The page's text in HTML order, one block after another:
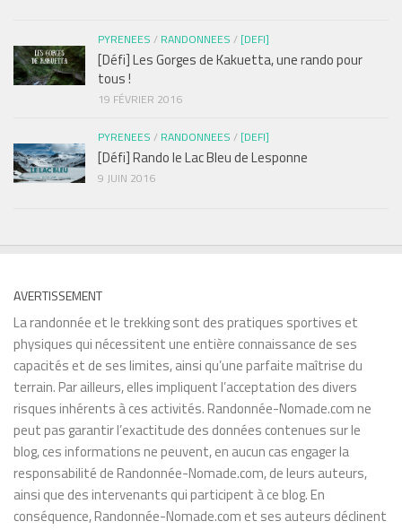
PYRENEES / RANDONNEES / [DEFI]
[Défi] Les Gorges de Kakuetta, une rando pour
tous !
19 FÉVRIER 2016
PYRENEES / RANDONNEES / [DEFI]
[Défi] Rando le Lac Bleu de Lesponne
9 JUIN 2016
AVERTISSEMENT
La randonnée et le trekking sont des pratiques sportives et
physiques qui nécessitent une entière connaissance de ses
capacités et de ses limites, ainsi qu’une parfaite maîtrise du
terrain. Par ailleurs, elles impliquent l’acceptation des divers
risques inhérents à ces activités. Randonnée-Nomade.com ne
peut pas garantir l’exactitude des données contenues sur le
blog, ces informations ne peuvent, en aucun cas engager la
responsabilité de Randonnée-Nomade.com, de leurs auteurs,
ainsi que des intervenants qui participent à ce blog. En
conséquence, Randonnée-Nomade.com et ses auteurs déclinent